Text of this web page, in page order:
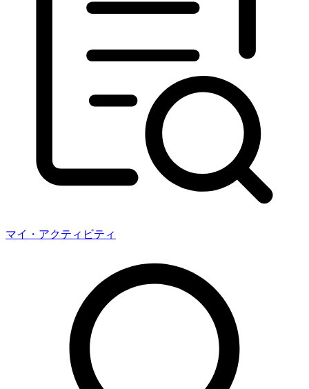
マイ・アクティビティ